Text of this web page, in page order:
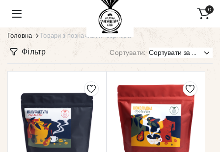
0
Головна Товари з позначками “зернова”
Фільтр Сортувати: